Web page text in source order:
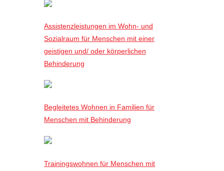
Assistenzleistungen im Wohn- und
Sozialraum für Menschen mit einer
geistigen und/ oder körperlichen
Behinderung
Begleitetes Wohnen in Familien für
Menschen mit Behinderung
Trainingswohnen für Menschen mit